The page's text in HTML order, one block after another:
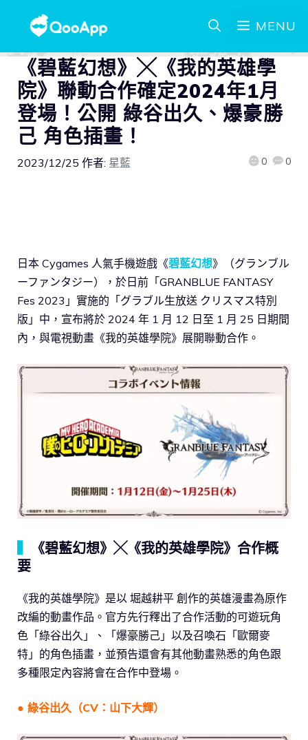
MENU
《碧藍幻想》╳《我的英雄學
院》聯動合作確定2024年1月
登場！公開 綠谷出久、爆豪勝
己 角色插畫！
2023/12/25 作者: 星藍 0 0
日本 Cygames 人氣手機遊戲《碧藍幻想》（グランブル
ーファンタジー），於日前「GRANBLUE FANTASY
Fes 2023」實施的「グラブル生放送 クリスマス特別
版」中，宣布將於 2024 年 1 月 12 日至 1 月 25 日期間
內，與電視動畫《我的英雄學院》展開聯動合作。
《碧藍幻想》╳《我的英雄學院》合作概
要
《我的英雄學院》是以 堀越耕平 創作的英雄漫畫為原作
改編的動畫作品。官方先行釋出了合作活動的可遊玩角
色「綠谷出久」、「爆豪勝己」以及召喚石「歐爾麥
特」的角色插畫，並預告還會有其他動畫熟悉的角色跟
多種限定內容將會在合作中登場。
● 綠谷出久（CV：山下大輝）